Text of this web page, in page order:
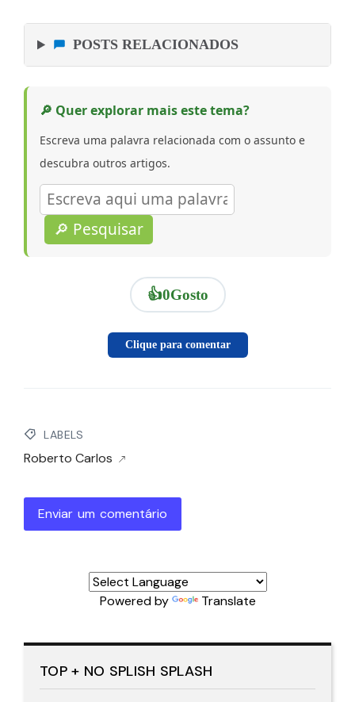
POSTS RELACIONADOS
🔎 Quer explorar mais este tema?
Escreva uma palavra relacionada com o assunto e
descubra outros artigos.
🔎 Pesquisar
👍0Gosto
Clique para comentar
LABELS
Roberto Carlos
Enviar um comentário
Powered by Translate
TOP + NO SPLISH SPLASH